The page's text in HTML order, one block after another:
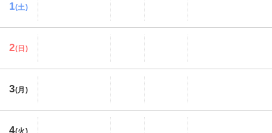
1(土)
2(日)
3(月)
4